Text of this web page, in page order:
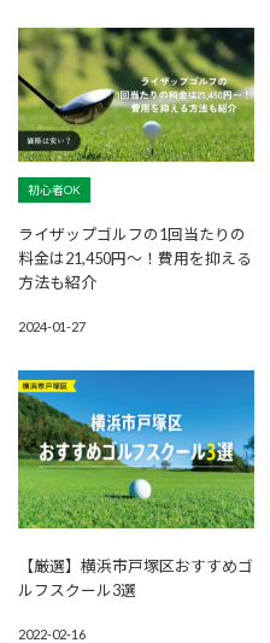
初心者OK
ライザップゴルフの1回当たりの
料金は21,450円〜！費用を抑える
方法も紹介
2024-01-27
【厳選】横浜市戸塚区おすすめゴ
ルフスクール3選
2022-02-16